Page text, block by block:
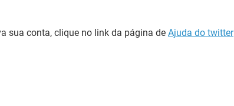
sua conta, clique no link da página de Ajuda do twitter